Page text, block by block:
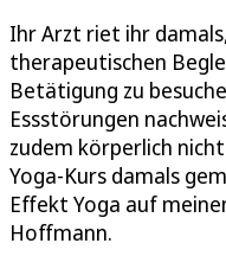
Ihr Arzt riet ihr
therapeutischen
Betätigung zu
Essstörungen
zudem körperlich
Yoga-Kurs damals
Effekt Yoga auf
Hoffmann.